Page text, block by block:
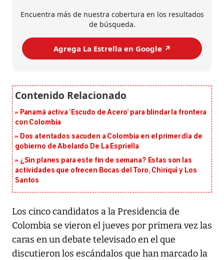
Encuentra más de nuestra cobertura en los resultados
de búsqueda.
Agrega La Estrella en Google ↗️
Panamá activa ‘Escudo de Acero’ para blindar la frontera
con Colombia
Dos atentados sacuden a Colombia en el primer día de
gobierno de Abelardo De La Espriella
¿Sin planes para este fin de semana? Estas son las
actividades que ofrecen Bocas del Toro, Chiriquí y Los
Santos
Los cinco candidatos a la Presidencia de
Colombia se vieron el jueves por primera vez las
caras en un debate televisado en el que
discutieron los escándalos que han marcado la